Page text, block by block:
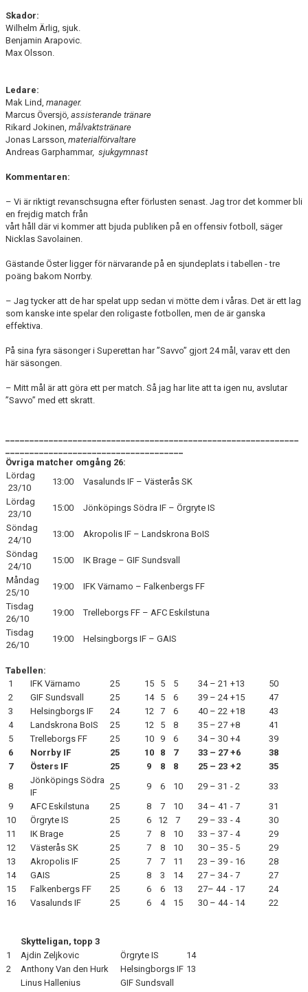
Skador:
Wilhelm Ärlig, sjuk.
Benjamin Arapovic.
Max Olsson.
Ledare:
Mak Lind, manager.
Marcus Översjö, assisterande tränare
Rikard Jokinen, målvaktstränare
Jonas Larsson, materialförvaltare
Andreas Garphammar, sjukgymnast
Kommentaren:
– Vi är riktigt revanschsugna efter förlusten senast. Jag tror det kommer bli
en frejdig match från
vårt håll där vi kommer att bjuda publiken på en offensiv fotboll, säger
Nicklas Savolainen.
Gästande Öster ligger för närvarande på en sjundeplats i tabellen - tre
poäng bakom Norrby.
– Jag tycker att de har spelat upp sedan vi mötte dem i våras. Det är ett lag
som kanske inte spelar den roligaste fotbollen, men de är ganska
effektiva.
På sina fyra säsonger i Superettan har ”Savvo” gjort 24 mål, varav ett den
här säsongen.
– Mitt mål är att göra ett per match. Så jag har lite att ta igen nu, avslutar
”Savvo” med ett skratt.
_____________________________________________________________
_____________________________________
Övriga matcher omgång 26:
Lördag
23/10
13:00
Vasalunds IF – Västerås SK
Lördag
23/10
15:00
Jönköpings Södra IF – Örgryte IS
Söndag
24/10
13:00
Akropolis IF – Landskrona BoIS
Söndag
24/10
15:00
IK Brage – GIF Sundsvall
Måndag
25/10
19:00
IFK Värnamo – Falkenbergs FF
Tisdag
26/10
19:00
Trelleborgs FF – AFC Eskilstuna
Tisdag
26/10
19:00 Helsingborgs IF – GAIS
Tabellen:
1
IFK Värnamo 25 15 5 5 34 – 21 +13
50
2
GIF Sundsvall 25 14 5 6 39 – 24 +15
47
3
Helsingborgs IF 24 12 7 6 40 – 22 +18
43
4
Landskrona BoIS 25 12 5 8 35 – 27 +8
41
5
Trelleborgs FF 25 10 9 6 34 – 30 +4
39
6
Norrby IF 25 10 8 7 33 – 27 +6
38
7
Östers IF 25 9 8 8 25 – 23 +2
35
8
Jönköpings Södra
IF
25 9 6 10 29 – 31 - 2
33
9
AFC Eskilstuna 25 8 7 10 34 – 41 - 7
31
10
Örgryte IS 25 6 12 7 29 – 33 - 4
30
11
IK Brage 25 7 8 10 33 – 37 - 4
29
12
Västerås SK 25 7 8 10 30 – 35 - 5
29
13
Akropolis IF 25 7 7 11 23 – 39 - 16
28
14
GAIS 25 8 3 14 27 – 34 - 7
27
15
Falkenbergs FF 25 6 6 13 27– 44 - 17
24
16
Vasalunds IF 25 6 4 15 30 – 44 - 14 22
Skytteligan, topp 3
1
Ajdin Zeljkovic Örgryte IS
14
2
Anthony Van den Hurk Helsingborgs IF 13
Linus Hallenius
GIF Sundsvall